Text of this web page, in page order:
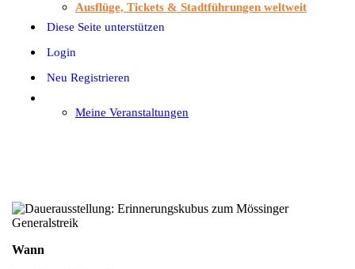
Ausflüge, Tickets & Stadtführungen weltweit
Diese Seite unterstützen
Login
Neu Registrieren
Meine Veranstaltungen
Wann